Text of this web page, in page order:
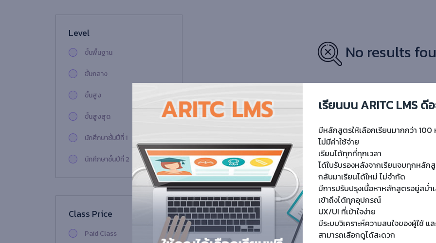
Level
ขั้นพื้นฐาน
ขั้นกลาง
ขั้นสูง
ขั้นสูงสุด
นักศึกษาชั้นปีที่ 1
นักศึกษาชั้นปีที่ 2
Class Price
Paid Class
No results
เรียนบน ARITC LMS ดี
มีหลักสูตรให้เลือกเรียนมากกว่า
ไม่มีค่าใช้จ่าย
เรียนได้ทุกที่ทุกเวลา
ได้ใบรับรองหลังจากเรียนจบทุกหลัก
กลับมาเรียนได้ใหม่ ไม่จำกัด
มีการปรับปรุงเนื้อหาหลักสูตรอยู่สม่ำ
เข้าถึงได้ทุกอุปกรณ์
UX/UI ที่เข้าใจง่าย
มีระบบวิเคราะห์ความสนใจของผู้ใช้
สามารถเลือกดูได้สะดวก